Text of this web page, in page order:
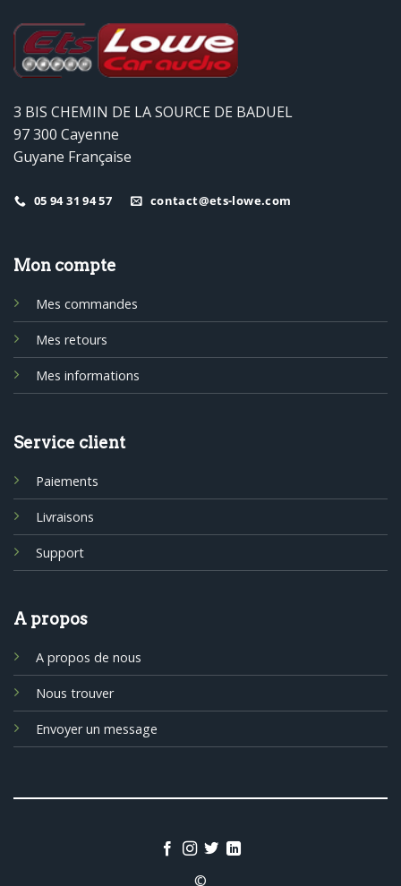
3 BIS CHEMIN DE LA SOURCE DE BADUEL
97 300 Cayenne
Guyane Française
05 94 31 94 57 contact@ets-lowe.com
Mon compte
Mes commandes
Mes retours
Mes informations
Service client
Paiements
Livraisons
Support
A propos
A propos de nous
Nous trouver
Envoyer un message
©